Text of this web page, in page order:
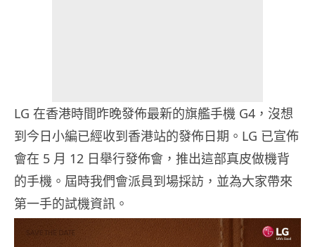
LG 在香港時間昨晚發佈最新的旗艦手機 G4，沒想
到今日小編已經收到香港站的發佈日期。LG 已宣佈
會在 5 月 12 日舉行發佈會，推出這部真皮做機背
的手機。屆時我們會派員到場採訪，並為大家帶來
第一手的試機資訊。